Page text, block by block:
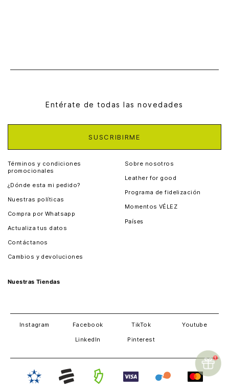
Entérate de todas las novedades
SUSCRIBIRME
Términos y condiciones
promocionales
¿Dónde esta mi pedido?
Nuestras políticas
Compra por Whatsapp
Actualiza tus datos
Contáctanos
Cambios y devoluciones
Sobre nosotros
Leather for good
Programa de fidelización
Momentos VÉLEZ
Países
Costa Rica
Nuestras Tiendas
Instagram
Facebook TikTok Youtube
LinkedIn Pinterest